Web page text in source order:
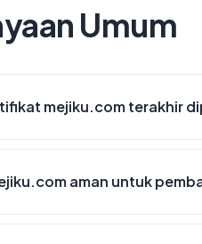
Umum
mejiku.com terakhir
aman untuk